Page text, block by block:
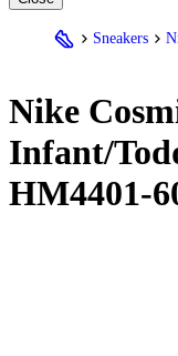
Sneakers
Nike
Infant/
HM4401-